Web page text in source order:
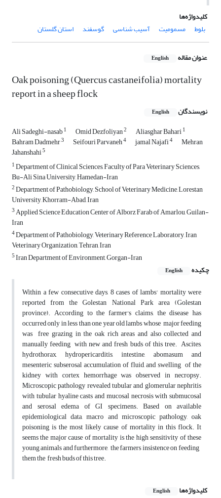
کلیدواژه‌ها
بلوط
مسمومیت آسیب شناسی گوسفند استان گلستان
عنوان مقاله English
Oak poisoning (Quercus castaneifolia) mortality
report in a sheep flock
نویسندگان English
Ali Sadeghi-nasab1 Omid Dezfoliyan2 Aliasghar Bahari1
Bahram Dadmehr3 Seifouri Parvaneh4 jamal Najafi4 Mehran
Jahanshahi5
1Department of Clinical Sciences, Faculty of Para Veterinary Sciences,
Bu-Ali Sina University, Hamedan-Iran
2Department of Pathobiology, School of Veterinary Medicine, Lorestan
University, Khorram-Abad, Iran
3Applied Science Education Center of Alborz Farab of Amarlou, Guilan-
Iran
4Department of Pathobiology, Veterinary Reference Laboratory, Iran
Veterinary Organization, Tehran, Iran
5Iran Department of Environment, Gorgan-Iran
چکیده
English
Within a few consecutive days, 8 cases of lambs' mortality were
reported from the Golestan National Park area (Golestan
province). According to the farmer's claims, the disease has
occurred only in less than one year old lambs whose major feeding
was free grazing in the oak rich areas and also collected and
manually feeding with new and fresh buds of this tree. Ascites,
hydrothorax, hydropericarditis, intestine, abomasum and
mesenteric subserosal accumulation of fluid, and swelling of the
kidney with cortex hemorrhage was observed in necropsy.
Microscopic pathology revealed tubular and glomerular nephritis
with tubular hyaline casts and mucosal necrosis with submucosal
and serosal edema of GI specimens. Based on available
epidemiological data, macro and microscopic pathology, oak
poisoning is the most likely cause of mortality in this flock. It
seems the major cause of mortality is the high sensitivity of these
young animals and furthermore, the farmers insistence on feeding
them the fresh buds of this tree.
کلیدواژه‌ها English